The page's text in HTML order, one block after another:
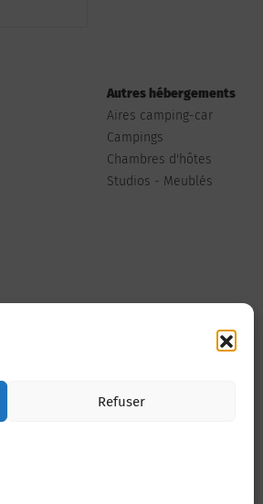
Refuser
Autres hébergements
Aires camping-car
Campings
Chambres d'hôtes
Studios - Meublés